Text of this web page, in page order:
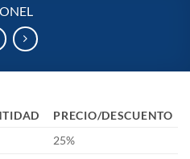
PRECIO/DESCUENTO
25%